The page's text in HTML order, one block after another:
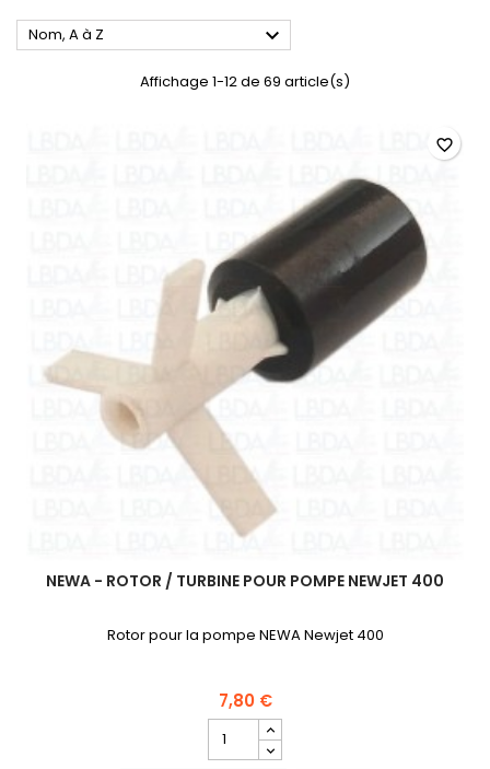
Nom, A à Z 
Affichage 1-12 de 69 article(s)
NEWA - ROTOR / TURBINE POUR POMPE NEWJET 400
Rotor pour la pompe NEWA Newjet 400
7,80 €
quantité
favorite_border